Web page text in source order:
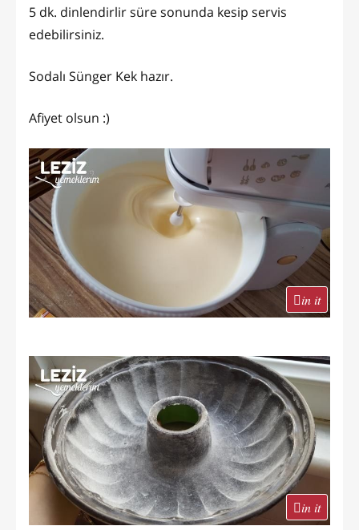
5 dk. dinlendirlir süre sonunda kesip servis
edebilirsiniz.
Sodalı Sünger Kek hazır.
Afiyet olsun :)
in it
in it